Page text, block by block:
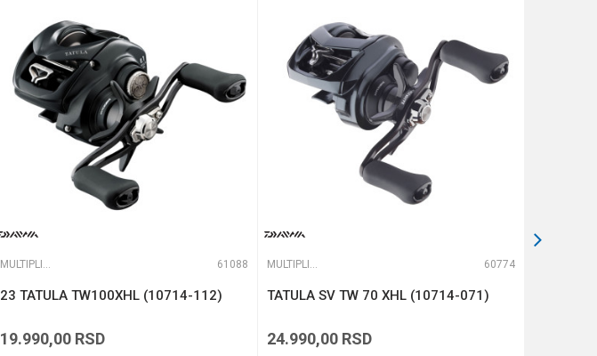
MULTIPLIKATORI 61088
23 TATULA TW100XHL (10714-112)
19.990,00 RSD
MULTIPLIKATORI 60774
TATULA SV TW 70 XHL (10714-071)
24.990,00 RSD